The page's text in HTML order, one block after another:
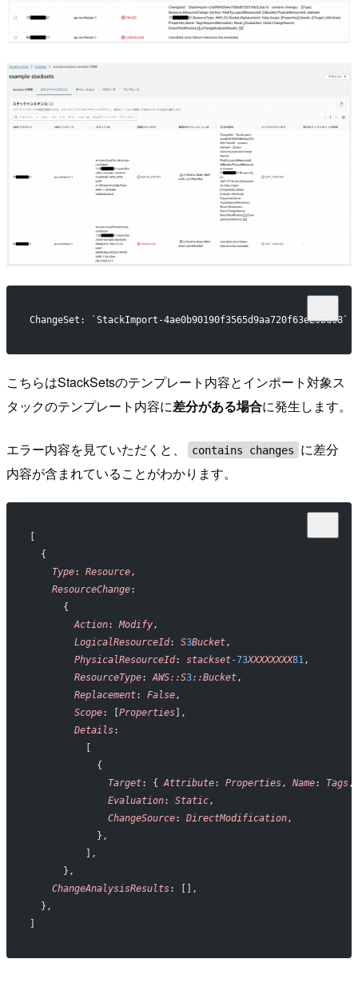
ChangeSet: `StackImport-
こちらはStackSetsのテンプレート内容とインポート対象ス
タックのテンプレート内容に差分がある場合に発生します。
エラー内容を見ていただくと、 contains changes
に差分
内容が含まれていることがわかります。
  {
    Type
: Resource,
    ResourceChange
:
      {
        Action
: Modify,
        LogicalResourceId
: S3Bucket,
        PhysicalResourceId
: stackset-73XXXXXXXX81,
        ResourceType
: AWS::S3::Bucket,
        Replacement
: False,
        Scope
: [ Properties],
        Details
:
            {
              Target
: { Attribute: Properties, Name: Tags
              Evaluation
: Static,
              ChangeSource
: DirectModification,
            },
          ],
      },
    ChangeAnalysisResults
: [],
  },